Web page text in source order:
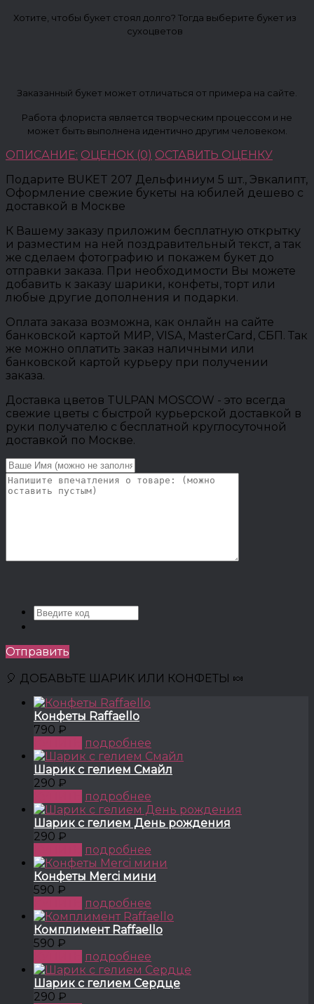
Хотите, чтобы букет стоял долго? Тогда выберите букет из
сухоцветов
Заказанный букет может отличаться от примера на сайте.
Работа флориста является творческим процессом и не
может быть выполнена идентично другим человеком.
ОПИСАНИЕ: ОЦЕНОК (0) ОСТАВИТЬ ОЦЕНКУ
Подарите BUKET 207 Дельфиниум 5 шт., Эвкалипт,
Оформление свежие букеты на юбилей дешево с
доставкой в Москве
К Вашему заказу приложим бесплатную открытку
и разместим на ней поздравительный текст, а так
же сделаем фотографию и покажем букет до
отправки заказа. При необходимости Вы можете
добавить к заказу шарики, конфеты, торт или
любые другие дополнения и подарки.
Оплата заказа возможна, как онлайн на сайте
банковской картой МИР, VISA, MasterCard, СБП. Так
же можно оплатить заказ наличными или
банковской картой курьеру при получении
заказа.
Доставка цветов TULPAN MOSCOW - это всегда
свежие цветы с быстрой курьерской доставкой в
руки получателю с бесплатной круглосуточной
доставкой по Москве.
Отправить
🎈 ДОБАВЬТЕ ШАРИК ИЛИ КОНФЕТЫ 🍬
Конфеты Raffaello
790 ₽
подробнее
Шарик с гелием Смайл
290 ₽
подробнее
Шарик с гелием День рождения
290 ₽
подробнее
Конфеты Merci мини
590 ₽
подробнее
Комплимент Raffaello
590 ₽
подробнее
Шарик с гелием Сердце
290 ₽